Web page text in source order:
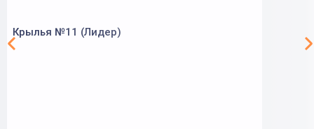
Крылья №11 (Лидер)